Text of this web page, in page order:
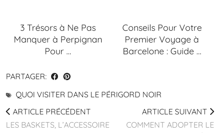
3 Trésors à Ne Pas
Manquer à Perpignan
Pour …
Conseils Pour Votre
Premier Voyage à
Barcelone : Guide …
PARTAGER:
QUOI VISITER DANS LE PÉRIGORD NOIR
ARTICLE PRÉCÉDENT
LES BASKETS, L’ACCESSOIRE
ARTICLE SUIVANT
COMMENT ADOPTER LE